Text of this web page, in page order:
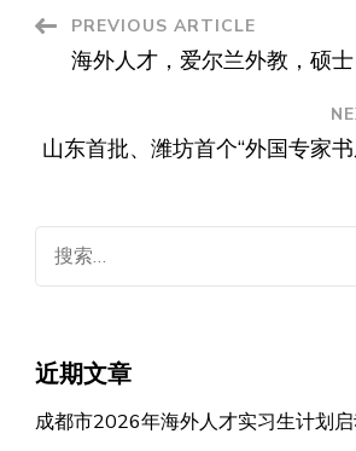
Post
Navigation
PREVIOUS ARTICLE
海外人才，爱尔兰外教，硕
山东首批、潍坊首个“外国专家
索：
近期文章
成都市2026年海外人才实习生计划